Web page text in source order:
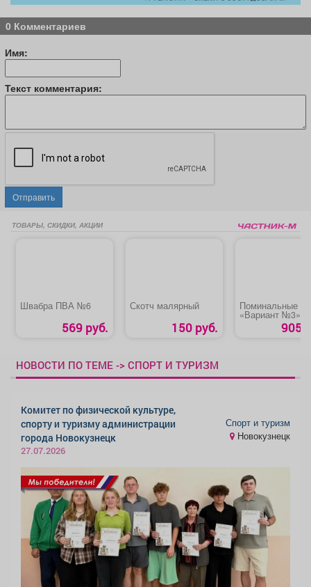
0 Комментариев
Имя:
Текст комментария:
Отправить
ТОВАРЫ, СКИДКИ, АКЦИИ
Швабра ПВА №6
569 руб.
Скотч малярный
150 руб.
Поминальные
«Вариант №3»
905
НОВОСТИ ПО ТЕМЕ -> СПОРТ И ТУРИЗМ
Комитет по физической культуре,
спорту и туризму администрации
города Новокузнецк
27.07.2026
Спорт и туризм
Новокузнецк